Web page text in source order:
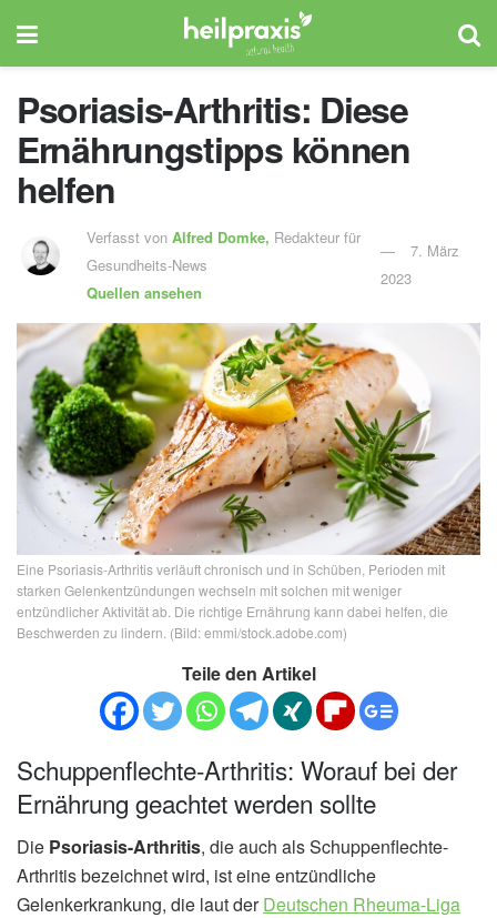
Psoriasis-Arthritis: Diese
Ernährungstipps können
helfen
Verfasst von Alfred Domke, Redakteur für
Gesundheits-News
Quellen ansehen
7. März
2023
Eine Psoriasis-Arthritis verläuft chronisch und in Schüben, Perioden mit
starken Gelenkentzündungen wechseln mit solchen mit weniger
entzündlicher Aktivität ab. Die richtige Ernährung kann dabei helfen, die
Beschwerden zu lindern. (Bild: emmi/stock.adobe.com)
Teile den Artikel
Schuppenflechte-Arthritis: Worauf bei der
Ernährung geachtet werden sollte
Die Psoriasis-Arthritis, die auch als Schuppenflechte-
Arthritis bezeichnet wird, ist eine entzündliche
Gelenkerkrankung, die laut derDeutschen Rheuma-Liga